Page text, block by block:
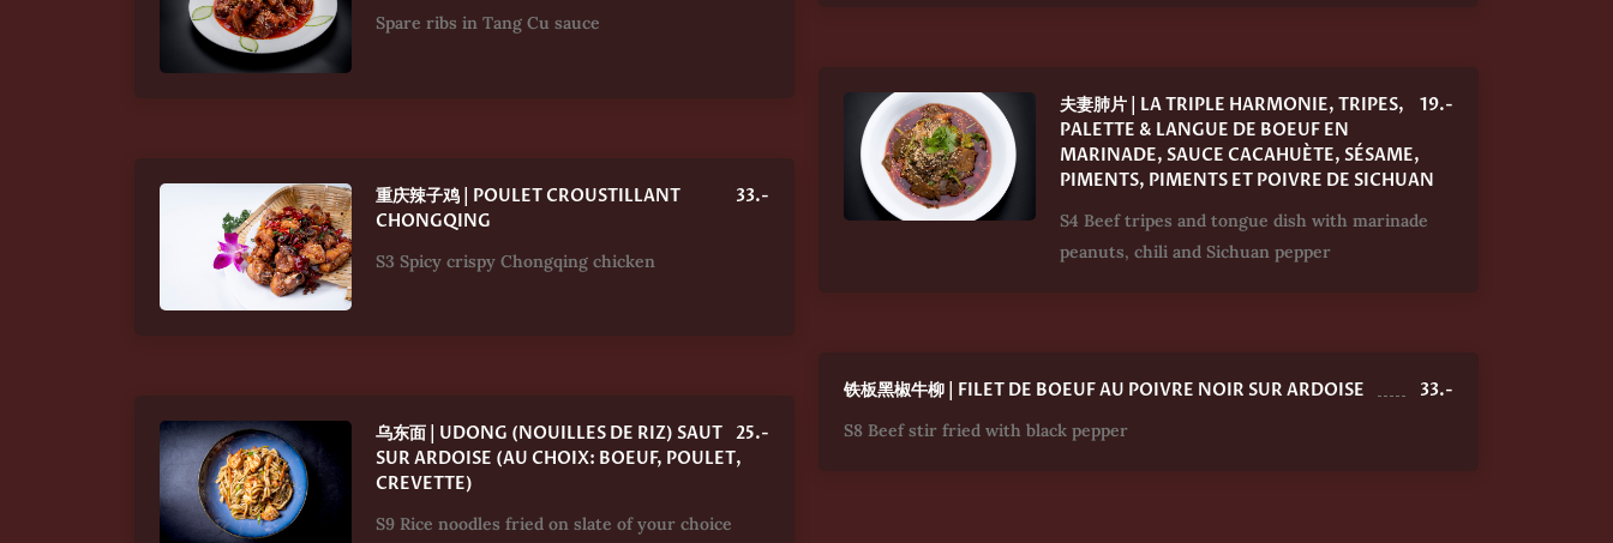
Spare ribs in Tang Cu sauce
重庆辣子鸡 | POULET CROUSTILLANT
CHONGQING
33.-
S3 Spicy crispy Chongqing chicken
乌东面 | UDONG (NOUILLES DE RIZ) SAUTÉES
SUR ARDOISE (AU CHOIX: BOEUF, POULET,
CREVETTE)
25.-
S9 Rice noodles fried on slate of your choice
夫妻肺片 | LA TRIPLE HARMONIE, TRIPES,
PALETTE & LANGUE DE BOEUF EN
MARINADE, SAUCE CACAHUÈTE, SÉSAME,
PIMENTS, PIMENTS ET POIVRE DE SICHUAN
19.-
S4 Beef tripes and tongue dish with marinade
peanuts, chili and Sichuan pepper
铁板黑椒牛柳 | FILET DE BOEUF AU POIVRE NOIR SUR ARDOISE 33.-
S8 Beef stir fried with black pepper